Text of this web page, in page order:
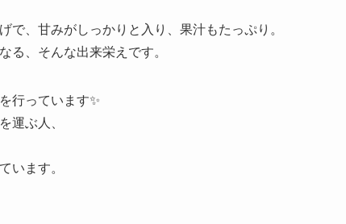
、甘みがしっかりと入り、果汁もたっぷり。
る、そんな出来栄えです。
行っています✨
運ぶ人、
います。